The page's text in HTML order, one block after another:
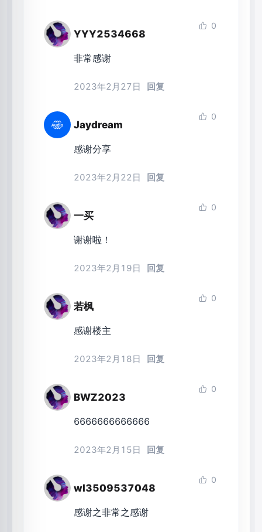
YYY2534668
0
非常感谢
2023年2月27日 回复
Jaydream
0
感谢分享
2023年2月22日 回复
一买
0
谢谢啦！
2023年2月19日 回复
若枫
0
感谢楼主
2023年2月18日 回复
BWZ2023
0
6666666666666
2023年2月15日 回复
wl3509537048
0
感谢之非常之感谢